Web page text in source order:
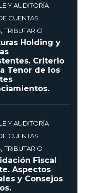
Y AUDITORÍA
CUENTAS
,TRIBUTARIO
Holding y
Criterio
Tenor de los
Y AUDITORÍA
CUENTAS
,TRIBUTARIO
Fiscal
Aspectos
y Consejos